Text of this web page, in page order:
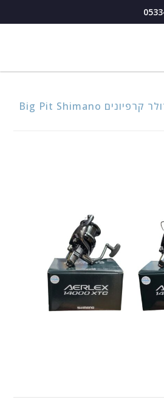
רולר קרפיונים Big Pit Shimano